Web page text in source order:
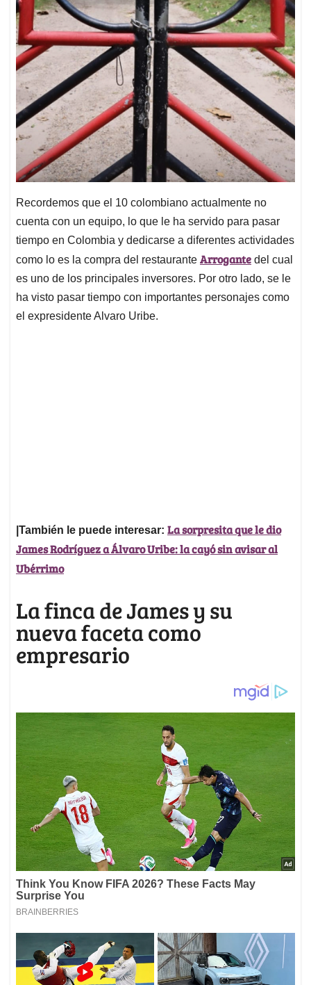
Recordemos que el 10 colombiano actualmente no
cuenta con un equipo, lo que le ha servido para pasar
tiempo en Colombia y dedicarse a diferentes actividades
como lo es la compra del restaurante Arrogante del cual
es uno de los principales inversores. Por otro lado, se le
ha visto pasar tiempo con importantes personajes como
el expresidente Alvaro Uribe.
|También le puede interesar: La sorpresita que le dio
James Rodríguez a Álvaro Uribe: la cayó sin avisar al
Ubérrimo
La finca de James y su
nueva faceta como
empresario